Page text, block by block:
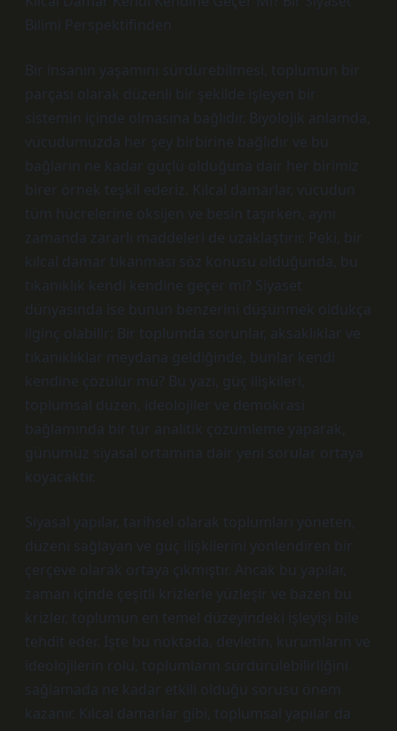
Bilimi Perspektifinden
Bir insanın yaşamını sürdürebilmesi, toplumun bir
parçası olarak düzenli bir şekilde işleyen bir
sistemin içinde olmasına bağlıdır. Biyolojik anlamda,
vücudumuzda her şey birbirine bağlıdır ve bu
bağların ne kadar güçlü olduğuna dair her birimiz
birer örnek teşkil ederiz. Kılcal damarlar, vücudun
tüm hücrelerine oksijen ve besin taşırken, aynı
zamanda zararlı maddeleri de uzaklaştırır. Peki, bir
kılcal damar tıkanması söz konusu olduğunda, bu
tıkanıklık kendi kendine geçer mi? Siyaset
dünyasında ise bunun benzerini düşünmek oldukça
ilginç olabilir: Bir toplumda sorunlar, aksaklıklar ve
tıkanıklıklar meydana geldiğinde, bunlar kendi
kendine çözülür mü? Bu yazı, güç ilişkileri,
toplumsal düzen, ideolojiler ve demokrasi
bağlamında bir tür analitik çözümleme yaparak,
günümüz siyasal ortamına dair yeni sorular ortaya
koyacaktır.
Siyasal yapılar, tarihsel olarak toplumları yöneten,
düzeni sağlayan ve güç ilişkilerini yönlendiren bir
çerçeve olarak ortaya çıkmıştır. Ancak bu yapılar,
zaman içinde çeşitli krizlerle yüzleşir ve bazen bu
krizler, toplumun en temel düzeyindeki işleyişi bile
tehdit eder. İşte bu noktada, devletin, kurumların ve
ideolojilerin rolü, toplumların sürdürülebilirliğini
sağlamada ne kadar etkili olduğu sorusu önem
kazanır. Kılcal damarlar gibi, toplumsal yapılar da